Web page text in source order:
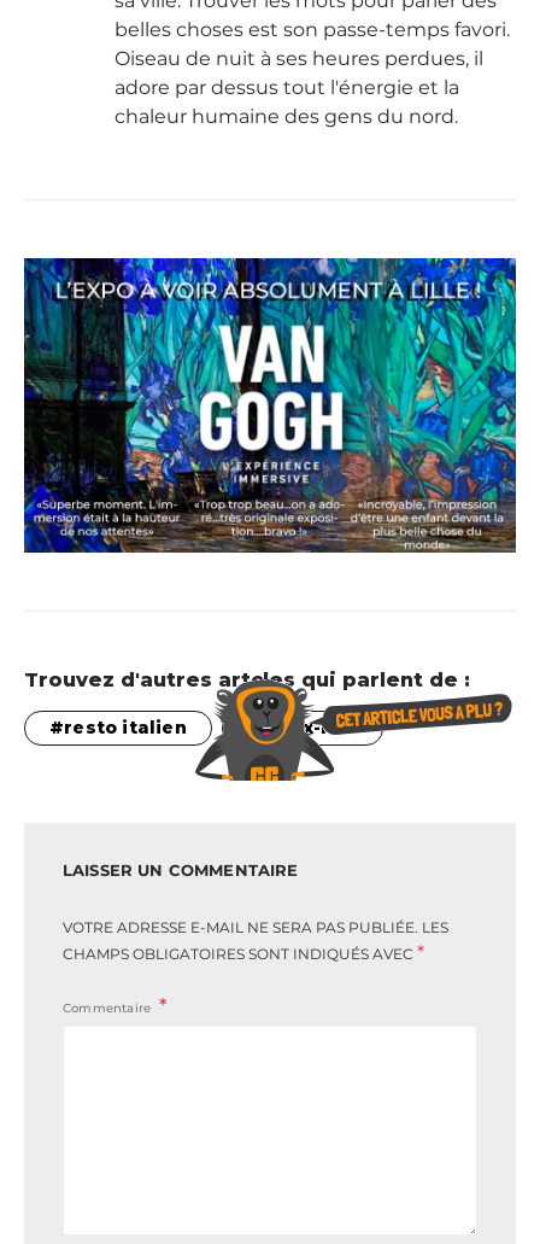
belles choses est son passe-temps favori.
Oiseau de nuit à ses heures perdues, il
adore par dessus tout l'énergie et la
chaleur humaine des gens du nord.
Trouvez d'autres artcles qui parlent de :
resto italien vieux-lille
LAISSER UN COMMENTAIRE
VOTRE ADRESSE E-MAIL NE SERA PAS PUBLIÉE. LES
CHAMPS OBLIGATOIRES SONT INDIQUÉS AVEC *
Commentaire